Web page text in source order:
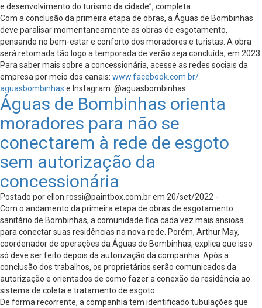
e desenvolvimento do turismo da cidade”, completa.
Com a conclusão da primeira etapa de obras, a Águas de Bombinhas
deve paralisar momentaneamente as obras de esgotamento,
pensando no bem-estar e conforto dos moradores e turistas. A obra
será retomada tão logo a temporada de verão seja concluída, em 2023.
Para saber mais sobre a concessionária, acesse as redes sociais da
empresa por meio dos canais: www.facebook.com.br/
aguasbombinhas e Instagram: @aguasbombinhas
Águas de Bombinhas orienta
moradores para não se
conectarem à rede de esgoto
sem autorização da
concessionária
Postado porellon.rossi@paintbox.com.brem 20/set/2022 -
Com o andamento da primeira etapa de obras de esgotamento
sanitário de Bombinhas, a comunidade fica cada vez mais ansiosa
para conectar suas residências na nova rede. Porém, Arthur May,
coordenador de operações da Águas de Bombinhas, explica que isso
só deve ser feito depois da autorização da companhia. Após a
conclusão dos trabalhos, os proprietários serão comunicados da
autorização e orientados de como fazer a conexão da residência ao
sistema de coleta e tratamento de esgoto.
De forma recorrente, a companhia tem identificado tubulações que